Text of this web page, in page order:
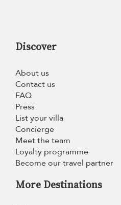
Discover
About us
Contact us
FAQ
Press
List your villa
Concierge
Meet the team
Loyalty programme
Become our travel partner
More Destinations